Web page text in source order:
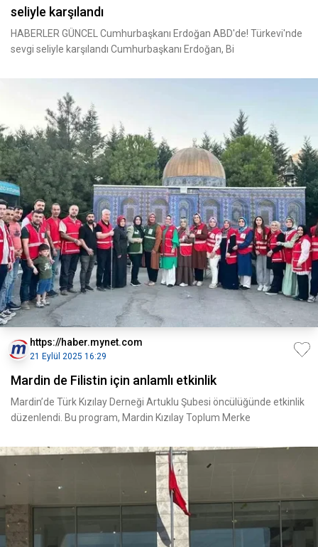
seliyle karşılandı
HABERLER GÜNCEL Cumhurbaşkanı Erdoğan ABD'de! Türkevi'nde
sevgi seliyle karşılandı Cumhurbaşkanı Erdoğan, Bi
https://haber.mynet.com
21 Eylül 2025 16:29
Mardin de Filistin için anlamlı etkinlik
Mardin’de Türk Kızılay Derneği Artuklu Şubesi öncülüğünde etkinlik
düzenlendi. Bu program, Mardin Kızılay Toplum Merke